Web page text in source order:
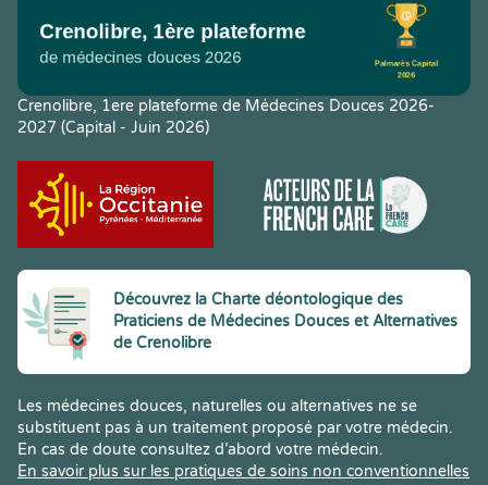
Crenolibre, 1ere plateforme de Médecines Douces 2026-
2027 (Capital - Juin 2026)
Découvrez la Charte déontologique des
Praticiens de Médecines Douces et Alternatives
de Crenolibre
Les médecines douces, naturelles ou alternatives ne se
substituent pas à un traitement proposé par votre médecin.
En cas de doute consultez d’abord votre médecin.
En savoir plus sur les pratiques de soins non conventionnelles